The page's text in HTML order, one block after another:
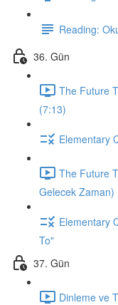
Reading:
36. Gün
The Future
(7:13)
Elementary
The Future
Gelecek Zaman)
Elementary
To"
37. Gün
Dinleme ve